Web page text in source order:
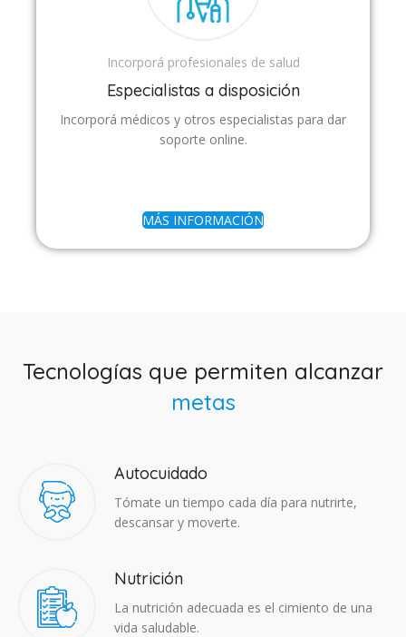
Incorporá profesionales de salud
Especialistas a disposición
Incorporá médicos y otros especialistas para dar
soporte online.
MÁS INFORMACIÓN
Tecnologías que permiten alcanzar
metas
Autocuidado
Tómate un tiempo cada día para nutrirte,
descansar y moverte.
Nutrición
La nutrición adecuada es el cimiento de una
vida saludable.